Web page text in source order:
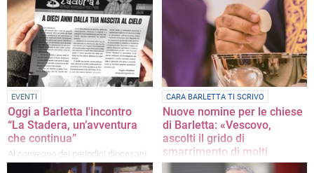
EVENTI
Oggi a Barletta l'incontro
“La Stadera, un’avventura
che continua”
Al convegno dei periodici diocesani
prevista la presenza del giornalista
CARA BARLETTA TI SCRIVO
Nuove nomine per le chiese
di Barletta: «Vescovo,
ascolti il grido di
smarrimento di molti
parrocchiani»